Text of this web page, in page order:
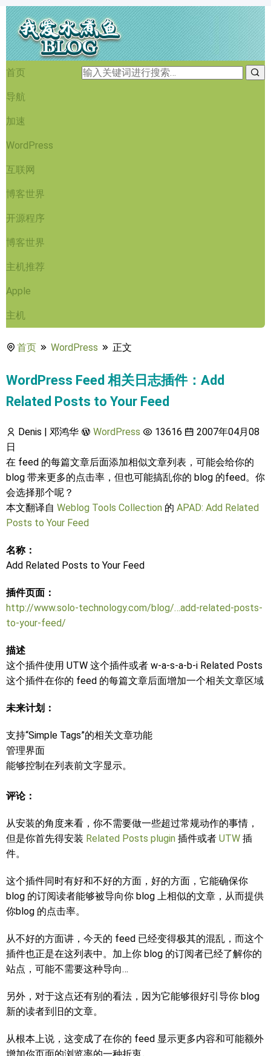
首页
导航
加速
WordPress
互联网
博客世界
开源程序
博客世界
主机推荐
Apple
主机
首页 WordPress 正文
WordPress Feed 相关日志插件：Add
Related Posts to Your Feed
Denis | 邓鸿华 WordPress 13616
2007年04月08
日
在 feed 的每篇文章后面添加相似文章列表，可能会给你的
blog 带来更多的点击率，但也可能搞乱你的 blog 的feed。你
会选择那个呢？
本文翻译自 Weblog Tools Collection 的 APAD: Add Related
Posts to Your Feed
名称：
Add Related Posts to Your Feed
插件页面：
http://www.solo-technology.com/blog/…add-related-posts-
to-your-feed/
描述
这个插件使用 UTW 这个插件或者 w-a-s-a-b-i Related Posts
这个插件在你的 feed 的每篇文章后面增加一个相关文章区域
未来计划：
支持“Simple Tags”的相关文章功能
管理界面
能够控制在列表前文字显示。
评论：
从安装的角度来看，你不需要做一些超过常规动作的事情，
但是你首先得安装 Related Posts plugin 插件或者 UTW 插
件。
这个插件同时有好和不好的方面，好的方面，它能确保你
blog 的订阅读者能够被导向你 blog 上相似的文章，从而提供
你blog 的点击率。
从不好的方面讲，今天的 feed 已经变得极其的混乱，而这个
插件也正是在这列表中。加上你 blog 的订阅者已经了解你的
站点，可能不需要这种导向…
另外，对于这点还有别的看法，因为它能够很好引导你 blog
新的读者到旧的文章。
从根本上说，这变成了在你的 feed 显示更多内容和可能额外